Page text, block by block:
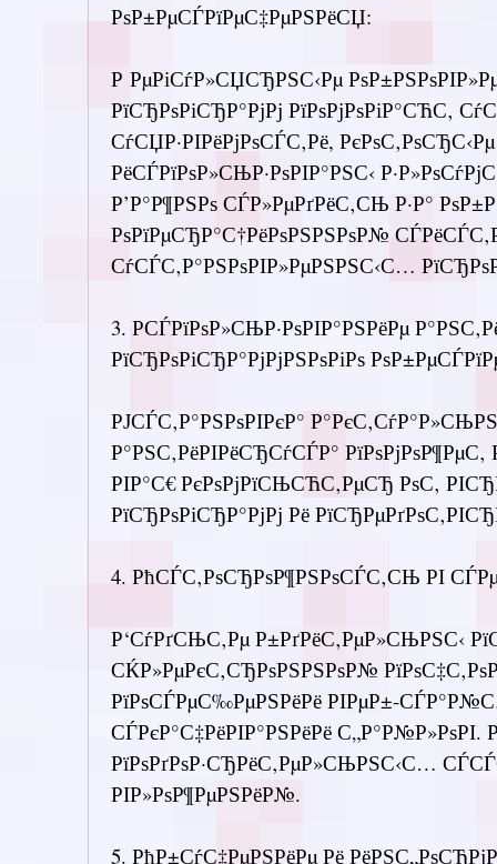
РѕР±РµСЃРїРµС‡РµРЅРёСЏ:
Р РµРіСѓР»СЏСЂРЅС‹Рµ
РїСЂРѕРіСЂР°РјРј РїРѕРјРѕРіР°СЋС‚
СѓСЏР·РІРёРјРѕСЃС‚Рё,
РёСЃРїРѕР»СЊР·РѕРІР°РЅС‹
Р’Р°Р¶РЅРѕ СЃР»РµРґРёС‚СЊ Р·Р°
РѕРїРµСЂР°С†РёРѕРЅРЅРѕР№
СѓСЃС‚Р°РЅРѕРІР»РµРЅРЅС‹С…
3. РСЃРїРѕР»СЊР·РѕРІР°РЅРёРµ
РїСЂРѕРіСЂР°РјРјРЅРѕРіРѕ
РЈСЃС‚Р°РЅРѕРІРєР°
Р°РЅС‚РёРІРёСЂСѓСЃР°
РІР°С€ РєРѕРјРїСЊСЋС‚РµСЂ РѕС‚
РїСЂРѕРіСЂР°РјРј Рё
4. РћСЃС‚РѕСЂРѕР¶РЅРѕСЃС‚СЊ РІ
Р‘СѓРґСЊС‚Рµ Р±РґРёС‚РµР»СЊРЅС‹
СЌР»РµРєС‚СЂРѕРЅРЅРѕР№
РїРѕСЃРµС‰РµРЅРёРё РІРµР±-
СЃРєР°С‡РёРІР°РЅРёРё С„Р°Р№Р»РѕРІ.
РїРѕРґРѕР·СЂРёС‚РµР»СЊРЅС‹С…
РІР»РѕР¶РµРЅРёР№.
5. РћР±СѓС‡РµРЅРёРµ Рё